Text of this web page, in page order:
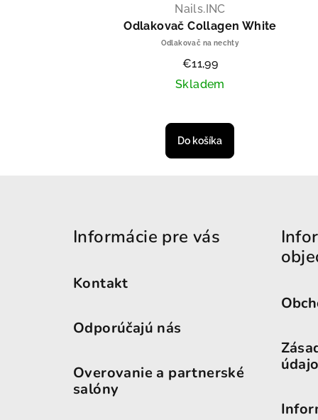
Nails.INC
Odlakovač Collagen White
Odlakovač na nechty
€11,99
Skladem
Do košíka
Informácie pre vás
Kontakt
Odporúčajú nás
Overovanie a partnerské
salóny